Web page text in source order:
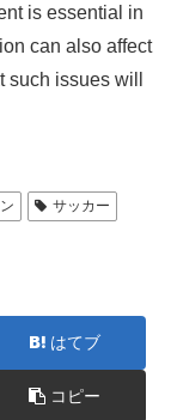
is essential in
can also affect
such issues will
サッカー
はてブ
コピー